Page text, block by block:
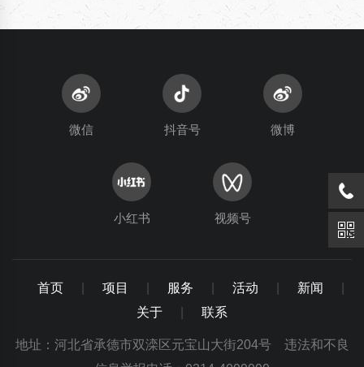
微信 抖音号 微博
小红书 视频号
首页 项目 服务 活动 新闻
关于
联系
地址：河北省承德市双滦区元宝山大街204号 违法和不良